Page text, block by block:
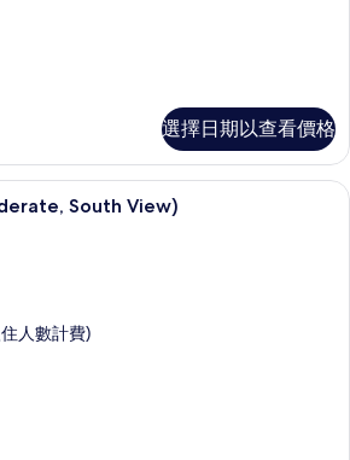
選擇日期以查看價格
書桌、遮光布/窗簾、免費無線上網、
South View)
人數計費)